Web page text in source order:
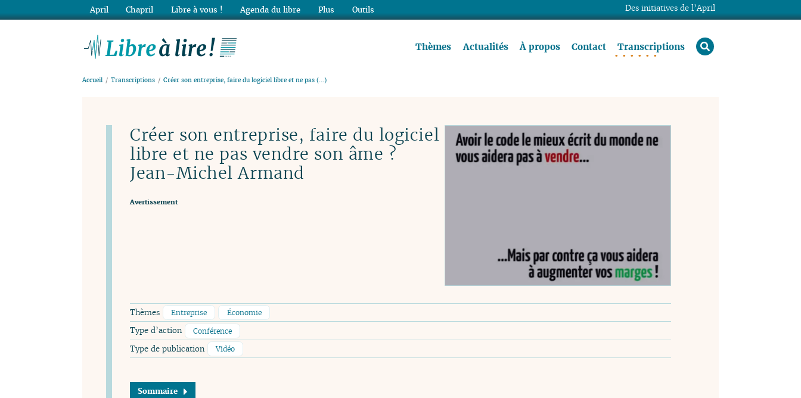
Thèmes Actualités À propos Contact Transcriptions rechercher
Accueil Transcriptions Créer son entreprise, faire du logiciel libre et ne pas (…)
Créer son entreprise, faire du logiciel
libre et ne pas vendre son âme ?
Jean-Michel Armand
Avertissement
Thèmes Entreprise Économie
Type d’action Conférence
Type de publication Vidéo
Sommaire
Des initiatives de l’April
April Chapril Libre à vous ! Agenda du libre Plus Outils